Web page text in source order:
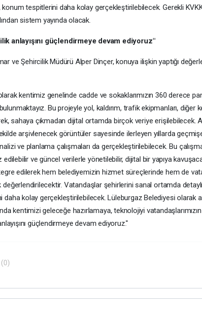
tespitlerini daha kolay gerçekleştirilebilecek. Gerekli
sistem yayında olacak.
ilik anlayışını güçlendirmeye devam ediyoruz"
ve Şehircilik Müdürü Alper Dinçer, konuya ilişkin yaptığı
kentimiz genelinde cadde ve sokaklarımızın 360 derece
Bu projeyle yol, kaldırım, trafik ekipmanları, diğer
sahaya çıkmadan dijital ortamda birçok veriye erişilebilecek.
arşivlenecek görüntüler sayesinde ilerleyen yıllarda
ve planlama çalışmaları da gerçekleştirilebilecek. Bu
edilebilir ve güncel verilerle yönetilebilir, dijital bir yapıya
edilerek hem belediyemizin hizmet süreçlerinde hem de
değerlendirilecektir. Vatandaşlar şehirlerini sanal ortamda
kolay gerçekleştirilebilecek. Lüleburgaz Belediyesi olarak
kentimizi geleceğe hazırlamaya, teknolojiyi
güçlendirmeye devam ediyoruz."
(0)